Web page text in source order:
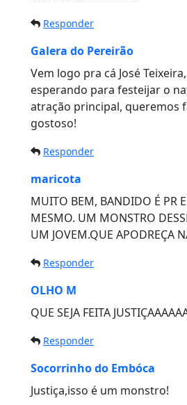
Responder
Galera do Pereirão
Vem logo pra cá José
esperando para festeijar o
atração principal, queremos
gostoso!
Responder
maricota
MUITO BEM, BANDIDO É PR
MESMO. UM MONSTRO
UM JOVEM.QUE APODREÇA
Responder
OLHO M
QUE SEJA FEITA
Responder
Socorrinho do Embóca
Justiça,isso é um monstro!